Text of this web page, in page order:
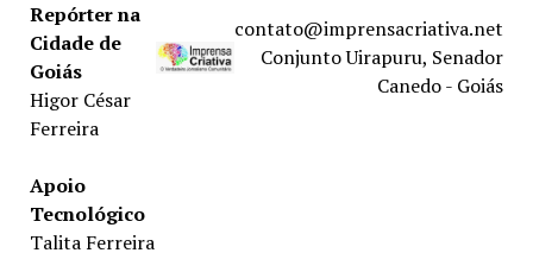
Repórter na
Cidade de
Goiás
Higor César
Ferreira
Apoio
Tecnológico
Talita Ferreira
contato@imprensacriativa.net
Conjunto Uirapuru, Senador
Canedo - Goiás